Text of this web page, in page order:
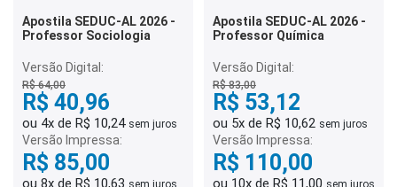
Apostila SEDUC-AL 2026 -
Professor Sociologia
Versão Digital:
R$ 64,00
R$ 40,96
ou 4x de R$ 10,24 sem juros
Versão Impressa:
R$ 85,00
Apostila SEDUC-AL 2026 -
Professor Química
Versão Digital:
R$ 83,00
R$ 53,12
ou 5x de R$ 10,62 sem juros
Versão Impressa:
R$ 110,00